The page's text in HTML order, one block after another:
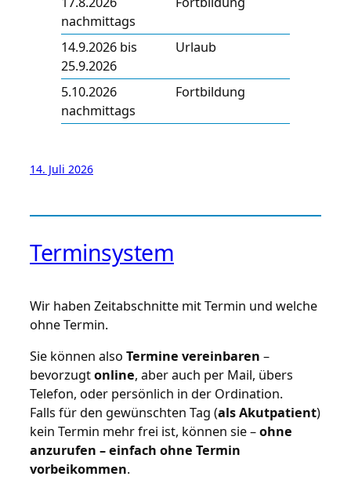
nachmittags
14.9.2026 bis
25.9.2026
Urlaub
5.10.2026
nachmittags
Fortbildung
14. Juli 2026
Terminsystem
Wir haben Zeitabschnitte mit Termin und welche
ohne Termin.
Sie können also Termine vereinbaren –
bevorzugtonline, aber auch per Mail, übers
Telefon, oder persönlich in der Ordination.
Falls für den gewünschten Tag (als Akutpatient)
kein Termin mehr frei ist, können sie –ohne
anzurufen – einfach ohne Termin
vorbeikommen.